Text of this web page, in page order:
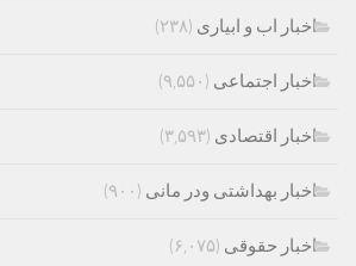
اخبار اب و ابیاری (۲۳۸)
اخبار اجتماعی (۹,۵۵۰)
اخبار اقتصادی (۳,۵۹۳)
اخبار بهداشتی ودر مانی (۹۰۰)
اخبار حقوقی (۶,۰۷۵)